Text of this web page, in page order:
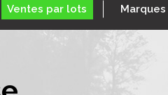
Ventes par lots Marques